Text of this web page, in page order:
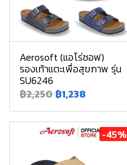
Aerosoft (แอโร่ซอฟ)
รองเท้าแตะเพื่อสุขภาพ รุ่น
SU6246
฿2,250 ฿1,238
-45%